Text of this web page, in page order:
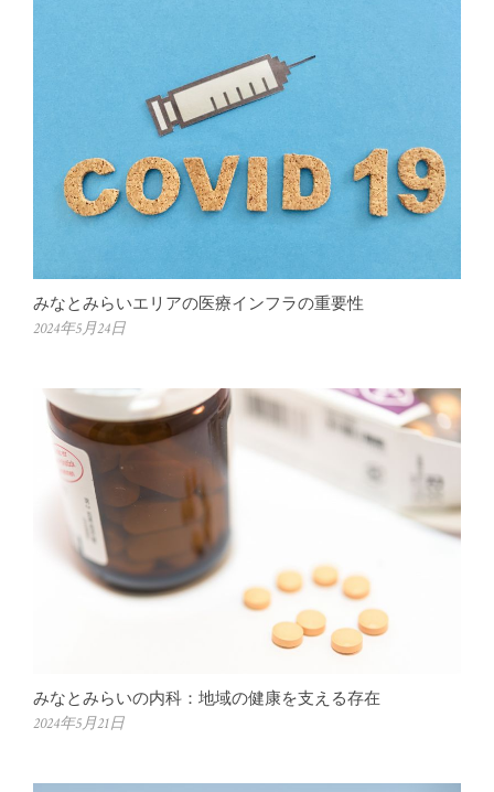
みなとみらいエリアの医療インフラの重要性
2024年5月24日
みなとみらいの内科：地域の健康を支える存在
2024年5月21日